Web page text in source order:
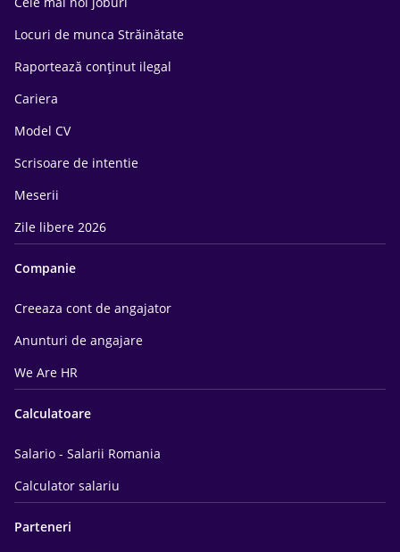
Locuri de munca Străinătate
Raportează conținut ilegal
Cariera
Model CV
Scrisoare de intentie
Meserii
Zile libere 2026
Companie
Creeaza cont de angajator
Anunturi de angajare
We Are HR
Calculatoare
Salario - Salarii Romania
Calculator salariu
Parteneri